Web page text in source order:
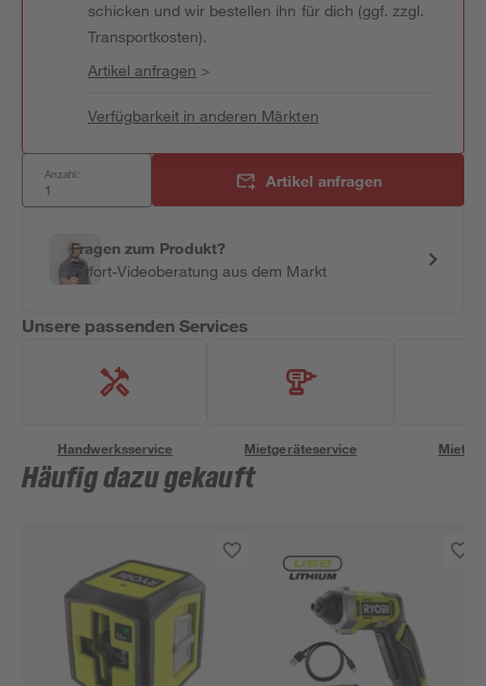
schicken und wir bestellen ihn für dich (ggf. zzgl.
Transportkosten).
Artikel anfragen >
Verfügbarkeit in anderen Märkten
Anzahl: Artikel anfragen
Fragen zum Produkt?
Sofort-Videoberatung aus dem Markt
Unsere passenden Services
Handwerksservice Mietgeräteservice
Häufig dazu gekauft